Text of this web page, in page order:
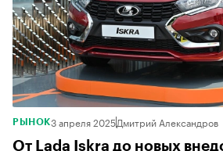
РЫНОК3 апреля 2025Дмитрий Александров
От Lada Iskra до новых